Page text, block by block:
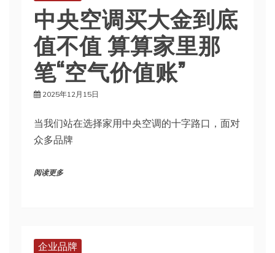
中央空调买大金到底
值不值 算算家里那
笔“空气价值账”
2025年12月15日
当我们站在选择家用中央空调的十字路口，面对
众多品牌
阅读更多
企业品牌